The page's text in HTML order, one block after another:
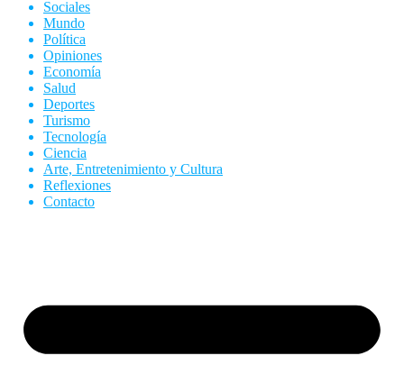
Sociales
Mundo
Política
Opiniones
Economía
Salud
Deportes
Turismo
Tecnología
Ciencia
Arte, Entretenimiento y Cultura
Reflexiones
Contacto